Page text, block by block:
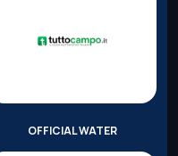
OFFICIAL WATER